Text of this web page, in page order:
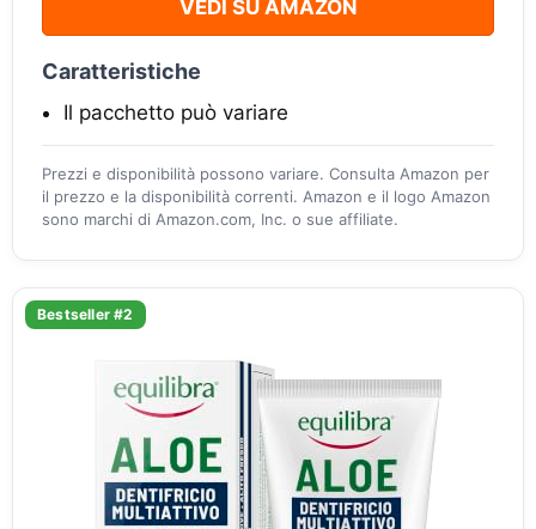
VEDI SU AMAZON
Caratteristiche
Il pacchetto può variare
Prezzi e disponibilità possono variare. Consulta Amazon per
il prezzo e la disponibilità correnti. Amazon e il logo Amazon
sono marchi di Amazon.com, Inc. o sue affiliate.
Bestseller #2